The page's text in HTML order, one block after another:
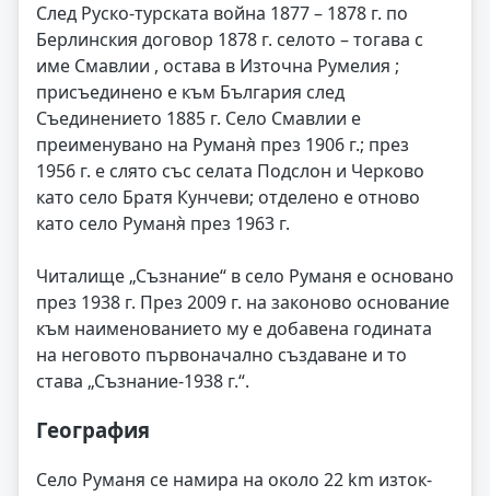
След Руско-турската война 1877 – 1878 г. по
Берлинския договор 1878 г. селото – тогава с
име Смавлии , остава в Източна Румелия ;
присъединено е към България след
Съединението 1885 г. Село Смавлии е
преименувано на Руманя̀ през 1906 г.; през
1956 г. е слято със селата Подслон и Черково
като село Братя Кунчеви; отделено е отново
като село Руманя̀ през 1963 г.
Читалище „Съзнание“ в село Руманя е основано
през 1938 г. През 2009 г. на законово основание
към наименованието му е добавена годината
на неговото първоначално създаване и то
става „Съзнание-1938 г.“.
География
Село Руманя се намира на около 22 km изток-